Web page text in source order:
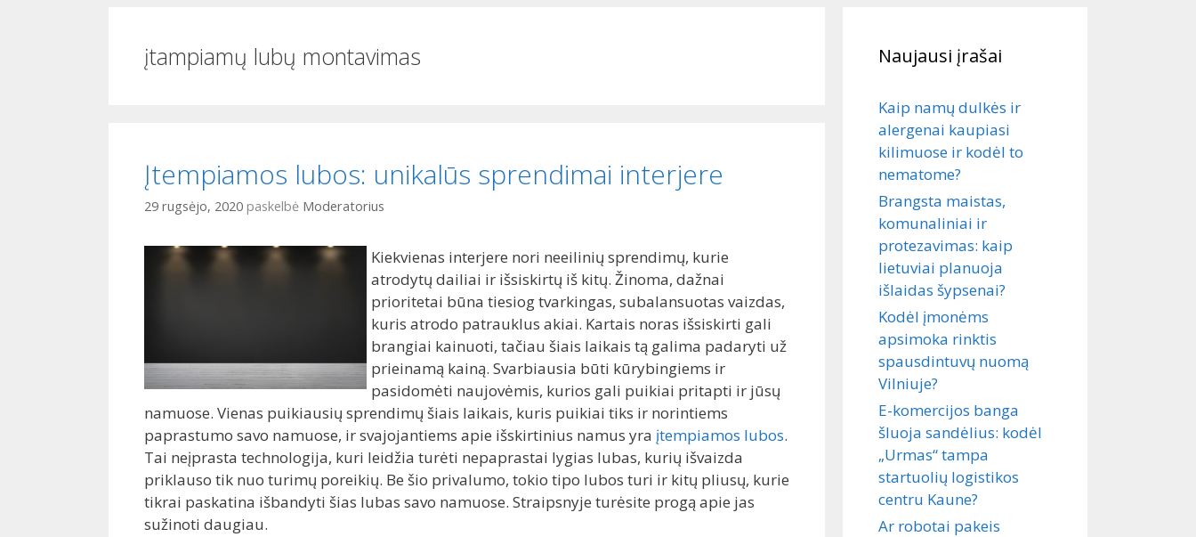
įtampiamų lubų montavimas
Įtempiamos lubos: unikalūs sprendimai interjere
29 rugsėjo, 2020 paskelbė Moderatorius
Kiekvienas interjere nori neeilinių sprendimų, kurie
atrodytų dailiai ir išsiskirtų iš kitų. Žinoma, dažnai
prioritetai būna tiesiog tvarkingas, subalansuotas vaizdas,
kuris atrodo patrauklus akiai. Kartais noras išsiskirti gali
brangiai kainuoti, tačiau šiais laikais tą galima padaryti už
prieinamą kainą. Svarbiausia būti kūrybingiems ir
pasidomėti naujovėmis, kurios gali puikiai pritapti ir jūsų
namuose. Vienas puikiausių sprendimų šiais laikais, kuris puikiai tiks ir norintiems
paprastumo savo namuose, ir svajojantiems apie išskirtinius namus yra įtempiamos lubos.
Tai neįprasta technologija, kuri leidžia turėti nepaprastai lygias lubas, kurių išvaizda
priklauso tik nuo turimų poreikių. Be šio privalumo, tokio tipo lubos turi ir kitų pliusų, kurie
tikrai paskatina išbandyti šias lubas savo namuose. Straipsnyje turėsite progą apie jas
sužinoti daugiau.
Naujausi įrašai
Kaip namų dulkės ir
alergenai kaupiasi
kilimuose ir kodėl to
nematome?
Brangsta maistas,
komunaliniai ir
protezavimas: kaip
lietuviai planuoja
išlaidas šypsenai?
Kodėl įmonėms
apsimoka rinktis
spausdintuvų nuomą
Vilniuje?
E-komercijos banga
šluoja sandėlius: kodėl
„Urmas“ tampa
startuolių logistikos
centru Kaune?
Ar robotai pakeis